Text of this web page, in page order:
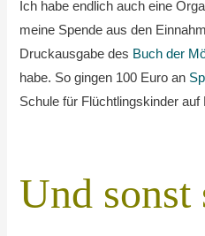
Ich habe endlich auch eine
meine Spende aus den
Druckausgabe des Buch der
habe. So gingen 100 Euro an
Schule für Flüchtlingskinder auf
Und sonst